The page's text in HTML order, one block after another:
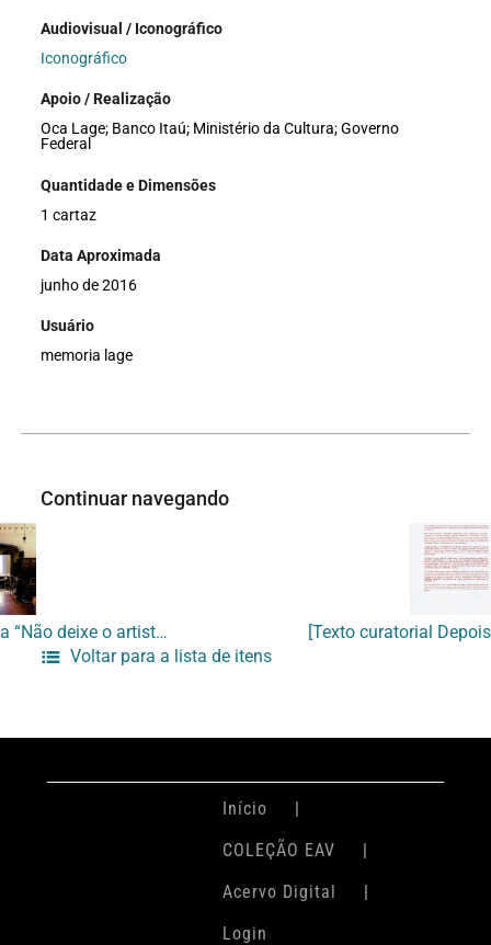
Audiovisual / Iconográfico
Iconográfico
Apoio / Realização
Oca Lage; Banco Itaú; Ministério da Cultura; Governo
Federal
Quantidade e Dimensões
1 cartaz
Data Aproximada
junho de 2016
Usuário
memoria lage
Continuar navegando
[Fotografia da aula aberta “Não deixe o artista virar professor”]
Voltar para a lista de itens
Início
COLEÇÃO EAV
Acervo Digital
Login